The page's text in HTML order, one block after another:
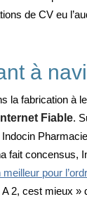
de CV eu
à
la fabrication à
Fiable.
fait concensus,
pour
A 2, cest mieux »